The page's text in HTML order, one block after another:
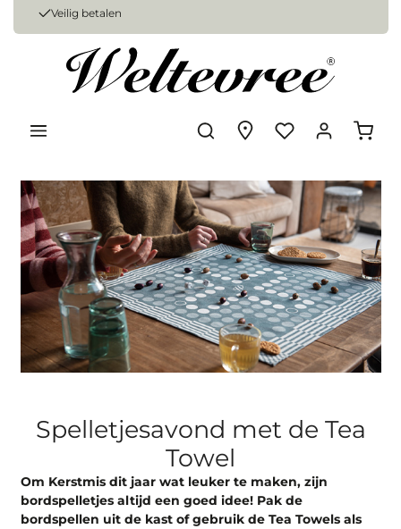
Veilig betalen
Spelletjesavond met de Tea
Towel
Om Kerstmis dit jaar wat leuker te maken, zijn
bordspelletjes altijd een goed idee! Pak de
bordspellen uit de kast of gebruik de Tea Towels als